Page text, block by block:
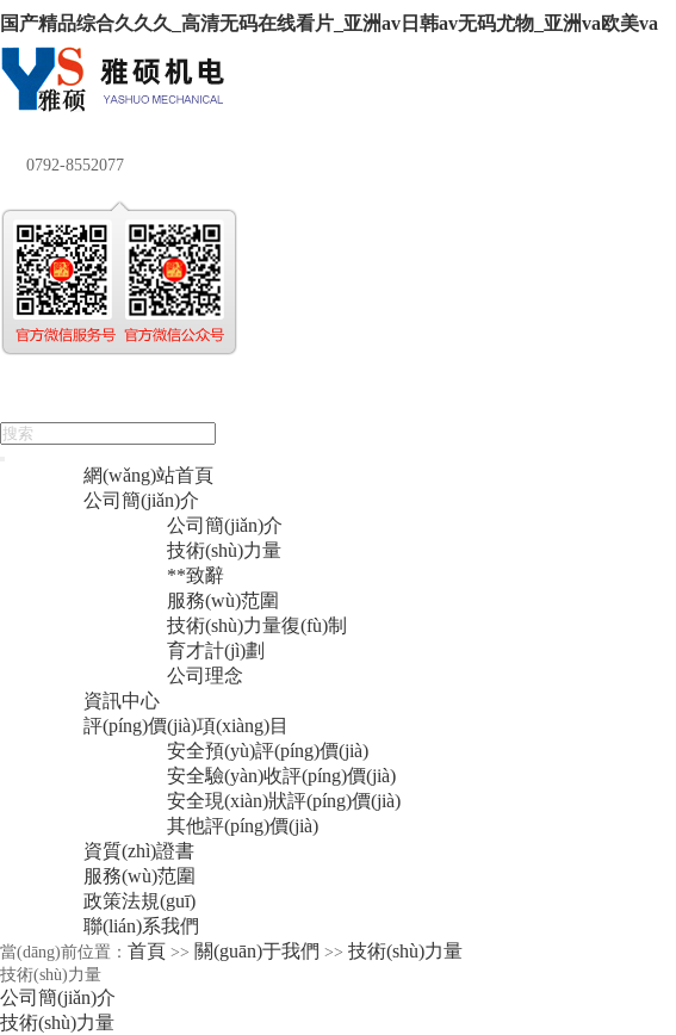
国产精品综合久久久_高清无码在线看片_亚洲av日韩av无码尤物_亚洲va欧美va
0792-8552077
網(wǎng)站首頁
公司簡(jiǎn)介
公司簡(jiǎn)介
技術(shù)力量
**致辭
服務(wù)范圍
技術(shù)力量復(fù)制
育才計(jì)劃
公司理念
資訊中心
評(píng)價(jià)項(xiàng)目
安全預(yù)評(píng)價(jià)
安全驗(yàn)收評(píng)價(jià)
安全現(xiàn)狀評(píng)價(jià)
其他評(píng)價(jià)
資質(zhì)證書
服務(wù)范圍
政策法規(guī)
聯(lián)系我們
當(dāng)前位置： 首頁 >> 關(guān)于我們 >> 技術(shù)力量
技術(shù)力量
公司簡(jiǎn)介
技術(shù)力量